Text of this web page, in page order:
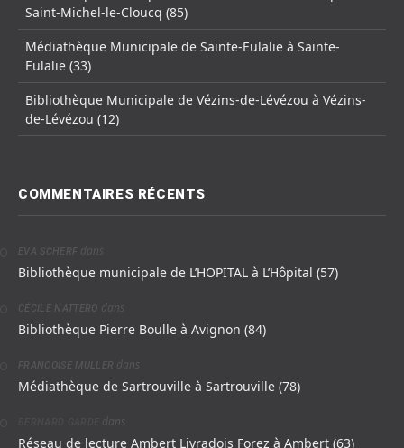
Saint-Michel-le-Cloucq (85)
Médiathèque Municipale de Sainte-Eulalie à Sainte-
Eulalie (33)
Bibliothèque Municipale de Vézins-de-Lévézou à Vézins-
de-Lévézou (12)
COMMENTAIRES RÉCENTS
EVA SCHERF dans
Bibliothèque municipale de L’HOPITAL à L’Hôpital (57)
CÉCILE NATTERO dans
Bibliothèque Pierre Boulle à Avignon (84)
FRANCOISE MULLER dans
Médiathèque de Sartrouville à Sartrouville (78)
dans
Réseau de lecture Ambert Livradois Forez à Ambert (63)